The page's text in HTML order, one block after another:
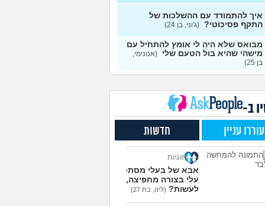
עצות
מוצצת אצבע כהרגעה,
את ארון הילדות בבית
מפסיקים לפחד מזה שהזמן
(אליזבת, בת 24)
אנשים מתייעצים כל
(פפרוני, בן 25)
5
את הרעב בחיים שלי
לחזור לזה! (זלדוס, בן 22)
בודדה מאוד בלי חברים כבר 5
ולא יודעת איפה להכיר
5
עצות
איך להתמודד עם ההשלכות של
התקף פסיכוטי? (ג'וני, בן 24)
מבואס שלא היה לי אומץ להתחיל עם
מישהי שהיא בול הטעם שלי (אנונימי,
בן 25)
ב-
עוררו עניין חדשות
זוגיות
אבא של בעלי מסתכל
עלי בצורה מחפיצה, מה
לעשות? (ליה, בת 27)